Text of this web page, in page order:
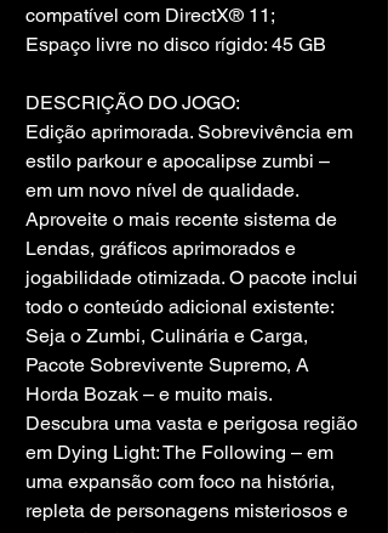
compatível com DirectX® 11;
Espaço livre no disco rígido: 45 GB
DESCRIÇÃO DO JOGO:
Edição aprimorada. Sobrevivência em
estilo parkour e apocalipse zumbi –
em um novo nível de qualidade.
Aproveite o mais recente sistema de
Lendas, gráficos aprimorados e
jogabilidade otimizada. O pacote inclui
todo o conteúdo adicional existente:
Seja o Zumbi, Culinária e Carga,
Pacote Sobrevivente Supremo, A
Horda Bozak – e muito mais.
Descubra uma vasta e perigosa região
em Dying Light: The Following – em
uma expansão com foco na história,
repleta de personagens misteriosos e